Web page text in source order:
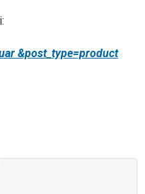
&post_type=product